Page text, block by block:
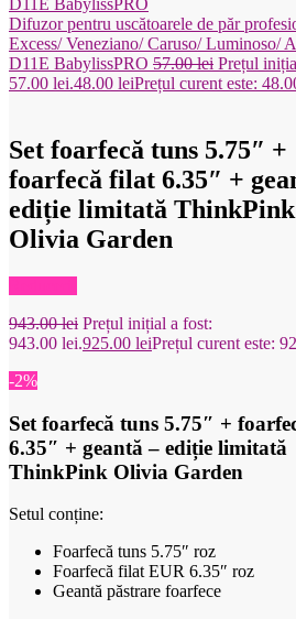
Difuzor pentru uscătoarele de păr
Excess/ Veneziano/ Caruso/ Luminoso/
D11E BabylissPRO 57.00lei Prețul
57.00 lei.48.00 leiPrețul curent este:
Set foarfecă tuns 5.75″ +
foarfecă filat 6.35″ +
ediție limitată ThinkPink
Olivia Garden
943.00lei Prețul inițial a fost:
943.00 lei.925.00 leiPrețul curent este:
-2%
Set foarfecă tuns 5.75″ +
6.35″ + geantă – ediție limitată
ThinkPink Olivia Garden
Setul conține:
Foarfecă tuns 5.75″ roz
Foarfecă filat EUR 6.35″ roz
Geantă păstrare foarfece